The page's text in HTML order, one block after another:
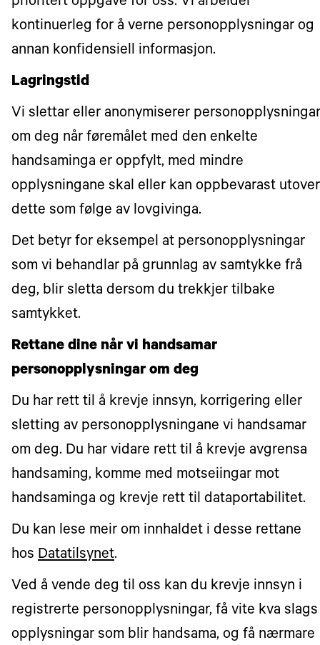
kontinuerleg for å verne personopplysningar og
annan konfidensiell informasjon.
Lagringstid
Vi slettar eller anonymiserer personopplysningar
om deg når føremålet med den enkelte
handsaminga er oppfylt, med mindre
opplysningane skal eller kan oppbevarast utover
dette som følge av lovgivinga.
Det betyr for eksempel at personopplysningar
som vi behandlar på grunnlag av samtykke frå
deg, blir sletta dersom du trekkjer tilbake
samtykket.
Rettane dine når vi handsamar
personopplysningar om deg
Du har rett til å krevje innsyn, korrigering eller
sletting av personopplysningane vi handsamar
om deg. Du har vidare rett til å krevje avgrensa
handsaming, komme med motseiingar mot
handsaminga og krevje rett til dataportabilitet.
Du kan lese meir om innhaldet i desse rettane
hos Datatilsynet.
Ved å vende deg til oss kan du krevje innsyn i
registrerte personopplysningar, få vite kva slags
opplysningar som blir handsama, og få nærmare